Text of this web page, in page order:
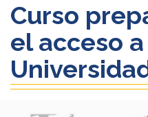
Curso
el acceso